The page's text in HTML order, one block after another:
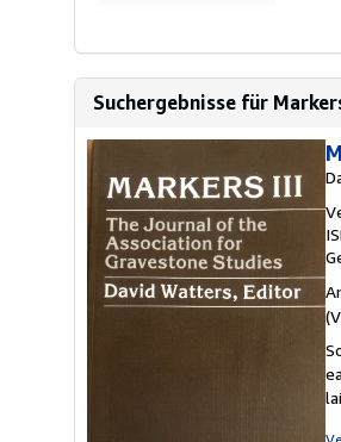
Suchergebnisse für